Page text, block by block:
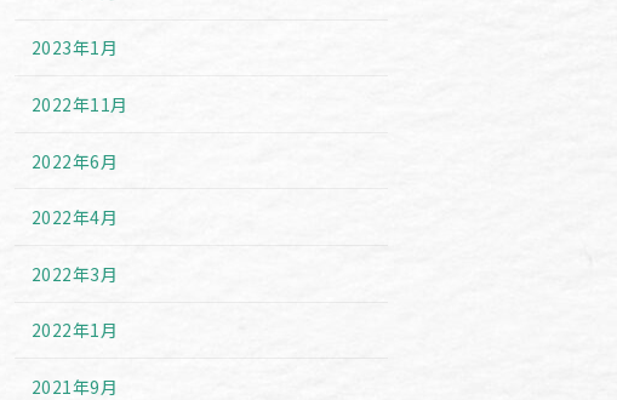
2023年1月
2022年11月
2022年6月
2022年4月
2022年3月
2022年1月
2021年9月